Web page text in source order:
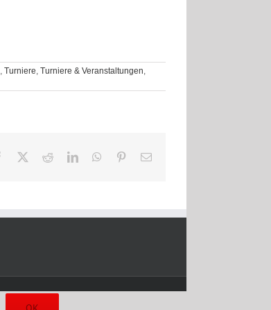
Turniere Turniere & Veranstaltungen
Facebook RedditLinkedInWhatsApp
Pinterest
E-